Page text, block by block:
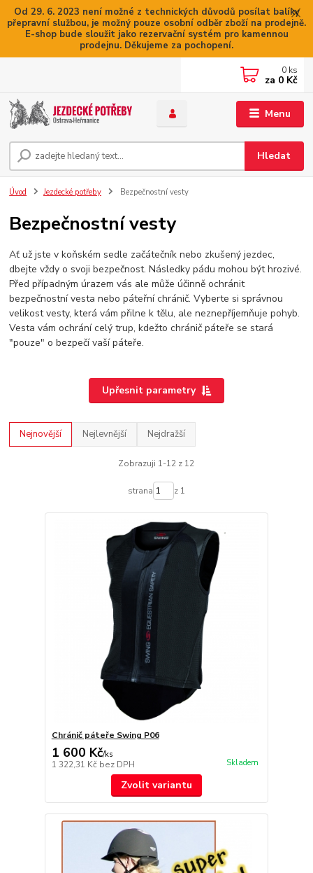
Od 29. 6. 2023 není možné z technických důvodů posílat balíky
přepravní službou, je možný pouze osobní odběr zboží na prodejně.
E-shop bude sloužit jako rezervační systém pro kamennou
prodejnu. Děkujeme za pochopení.
Menu
Hledat
0 ks
za 0 Kč
Úvod Jezdecké potřeby Bezpečnostní vesty
Bezpečnostní vesty
Ať už jste v koňském sedle začátečník nebo zkušený jezdec,
dbejte vždy o svoji bezpečnost. Následky pádu mohou být hrozivé.
Před případným úrazem vás ale může účinně ochránit
bezpečnostní vesta nebo páteřní chránič. Vyberte si správnou
velikost vesty, která vám přilne k tělu, ale neznepříjemňuje pohyb.
Vesta vám ochrání celý trup, kdežto chránič páteře se stará
"pouze" o bezpečí vaší páteře.
Upřesnit parametry
Nejnovější Nejlevnější Nejdražší
Zobrazuji 1-12 z 12
strana z 1
Chránič páteře Swing P06
1 600 Kč/ks
1 322,31 Kč bez DPH Skladem
Zvolit variantu